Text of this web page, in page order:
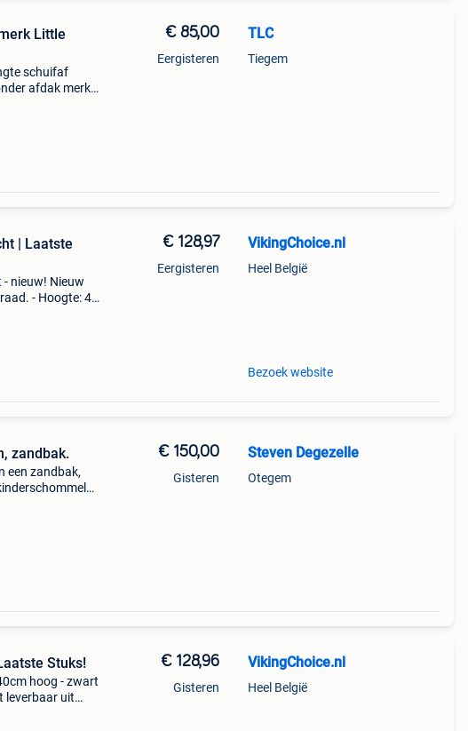
Little
schuifaf
afdak merk
€ 85,00
Eergisteren
TLC
Tiegem
| Laatste
nieuw! Nieuw
- Hoogte: 40
€ 128,97
Eergisteren
VikingChoice.nl
Heel België
Bezoek website
zandbak.
een zandbak,
€ 150,00
Gisteren
Steven Degezelle
Otegem
Stuks!
hoog - zwart
leverbaar uit
€ 128,96
Gisteren
VikingChoice.nl
Heel België